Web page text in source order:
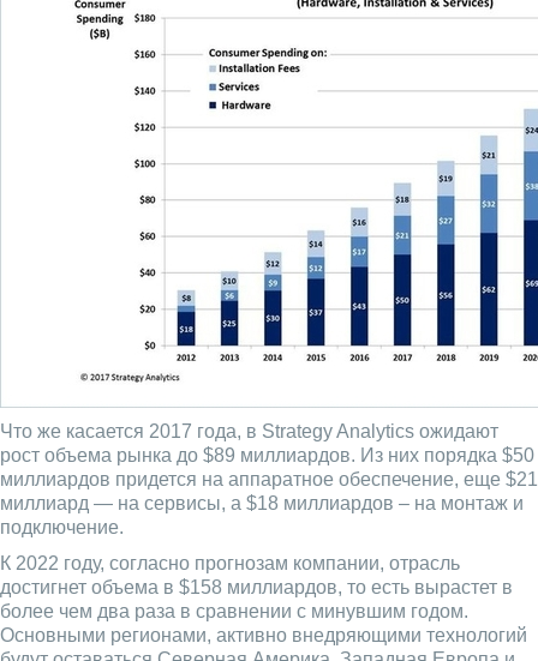
Что же касается 2017 года, в Strategy Analytics ожидают
рост объема рынка до $89 миллиардов. Из них порядка $50
миллиардов придется на аппаратное обеспечение, еще $21
миллиард — на сервисы, а $18 миллиардов – на монтаж и
подключение.
К 2022 году, согласно прогнозам компании, отрасль
достигнет объема в $158 миллиардов, то есть вырастет в
более чем два раза в сравнении с минувшим годом.
Основными регионами, активно внедряющими технологий